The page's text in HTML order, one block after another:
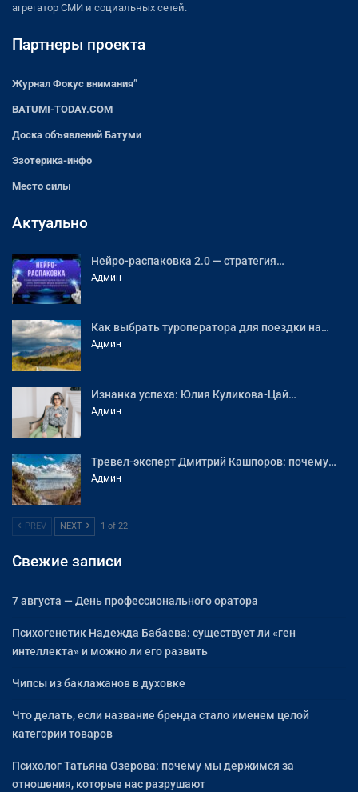
агрегатор СМИ и социальных сетей.
Партнеры проекта
Журнал Фокус внимания”
BATUMI-TODAY.COM
Доска объявлений Батуми
Эзотерика-инфо
Место силы
Актуально
Нейро-распаковка 2.0 — стратегия…
Админ
Как выбрать туроператора для поездки на…
Админ
Изнанка успеха: Юлия Куликова-Цай…
Админ
Тревел-эксперт Дмитрий Кашпоров: почему…
Админ
PREV NEXT 1 of 22
Свежие записи
7 августа — День профессионального оратора
Психогенетик Надежда Бабаева: существует ли «ген
интеллекта» и можно ли его развить
Чипсы из баклажанов в духовке
Что делать, если название бренда стало именем целой
категории товаров
Психолог Татьяна Озерова: почему мы держимся за
отношения, которые нас разрушают